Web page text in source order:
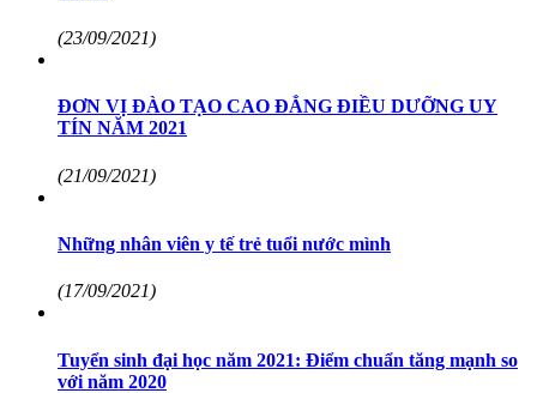
(23/09/2021)
ĐƠN VỊ ĐÀO TẠO CAO ĐẲNG ĐIỀU DƯỠNG UY
TÍN NĂM 2021
(21/09/2021)
Những nhân viên y tế trẻ tuổi nước mình
(17/09/2021)
Tuyển sinh đại học năm 2021: Điểm chuẩn tăng mạnh so
với năm 2020